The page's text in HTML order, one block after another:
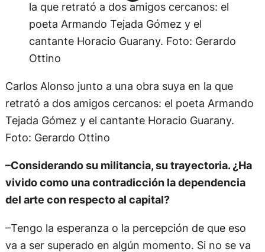
Carlos Alonso junto a una obra suya en la que
retrató a dos amigos cercanos: el poeta Armando
Tejada Gómez y el cantante Horacio Guarany.
Foto: Gerardo Ottino
–Considerando su militancia, su trayectoria. ¿Ha
vivido como una contradicción la dependencia
del arte con respecto al capital?
–Tengo la esperanza o la percepción de que eso
va a ser superado en algún momento. Si no se va